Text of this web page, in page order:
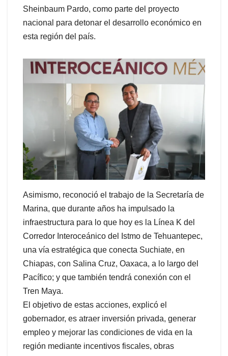
Sheinbaum Pardo, como parte del proyecto
nacional para detonar el desarrollo económico en
esta región del país.
Asimismo, reconoció el trabajo de la Secretaría de
Marina, que durante años ha impulsado la
infraestructura para lo que hoy es la Línea K del
Corredor Interoceánico del Istmo de Tehuantepec,
una vía estratégica que conecta Suchiate, en
Chiapas, con Salina Cruz, Oaxaca, a lo largo del
Pacífico; y que también tendrá conexión con el
Tren Maya.
El objetivo de estas acciones, explicó el
gobernador, es atraer inversión privada, generar
empleo y mejorar las condiciones de vida en la
región mediante incentivos fiscales, obras